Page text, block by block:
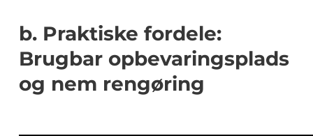
b. Praktiske fordele:
Brugbar opbevaringsplads
og nem rengøring